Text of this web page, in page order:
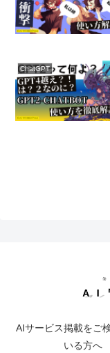
ChatGPT
AIサービス掲載をご
いる方へ